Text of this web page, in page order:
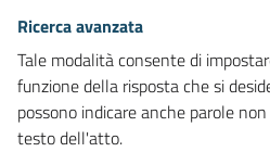
Ricerca avanzata
Tale modalità consente di
funzione della risposta che si
possono indicare anche parole
testo dell'atto.